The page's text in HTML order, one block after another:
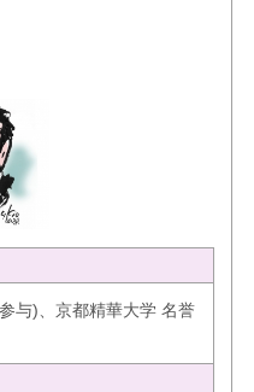
与)、京都精華大学 名誉